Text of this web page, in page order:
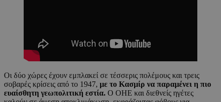
Οι δύο χώρες έχουν εμπλακεί σε τέσσερις πολέμους και τρεις
σοβαρές κρίσεις από το 1947, με το Κασμίρ να παραμένει η πιο
ευαίσθητη γεωπολιτική εστία. Ο ΟΗΕ και διεθνείς ηγέτες